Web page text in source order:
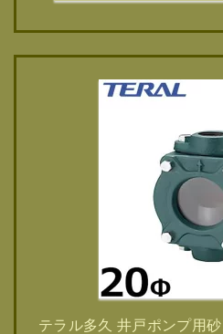
テラル多久 井戸ポンプ用